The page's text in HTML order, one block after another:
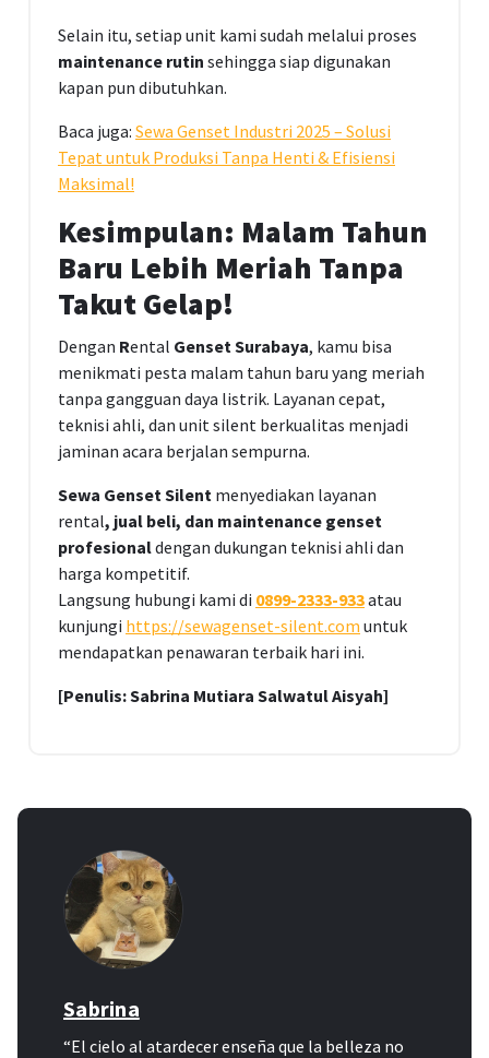
Selain itu, setiap unit kami sudah melalui proses
maintenance rutin sehingga siap digunakan
kapan pun dibutuhkan.
Baca juga: Sewa Genset Industri 2025 – Solusi
Tepat untuk Produksi Tanpa Henti & Efisiensi
Maksimal!
Kesimpulan: Malam Tahun
Baru Lebih Meriah Tanpa
Takut Gelap!
Dengan Rental Genset Surabaya, kamu bisa
menikmati pesta malam tahun baru yang meriah
tanpa gangguan daya listrik. Layanan cepat,
teknisi ahli, dan unit silent berkualitas menjadi
jaminan acara berjalan sempurna.
Sewa Genset Silent menyediakan layanan
rental, jual beli, dan maintenance genset
profesionaldengan dukungan teknisi ahli dan
harga kompetitif.
Langsung hubungi kami di 0899-2333-933atau
kunjungi https://sewagenset-silent.com untuk
mendapatkan penawaran terbaik hari ini.
[Penulis: Sabrina Mutiara Salwatul Aisyah]
Sabrina
“El cielo al atardecer enseña que la belleza no